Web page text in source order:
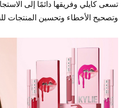
تسعى كايلي وفريقها دائمًا إلى
وتصحيح الأخطاء وتحسين المنتجات